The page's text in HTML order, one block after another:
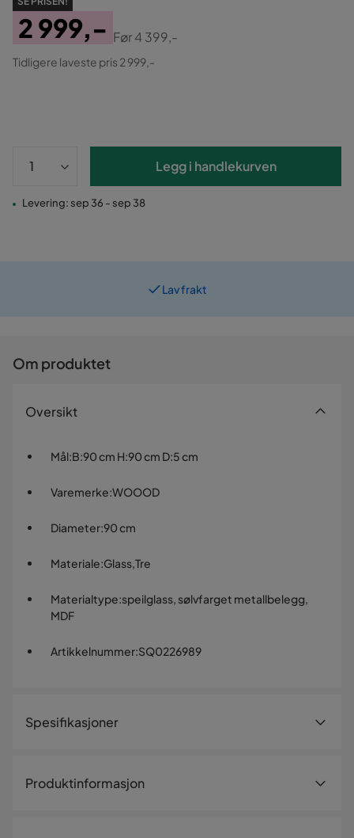
Pris
2 999,-
Original
Før4 399,-
Tidligere laveste pris 2 999,-
Legg i handlekurven
Levering: sep 36 - sep 38
Lav frakt
Om produktet
Oversikt
Mål:B:90 cm H:90 cm D:5 cm
Varemerke:WOOOD
Diameter:90 cm
Materiale:Glass,Tre
Materialtype:speilglass, sølvfarget metallbelegg,
MDF
Artikkelnummer:SQ0226989
Spesifikasjoner
Størrelse
Produktinformasjon